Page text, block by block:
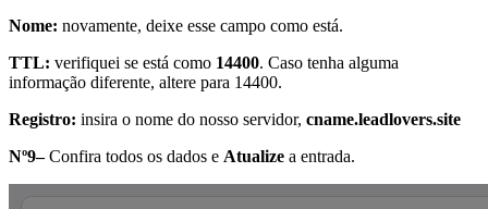
Nome: novamente, deixe esse campo como está.
TTL: verifiquei se está como 14400. Caso tenha alguma
informação diferente, altere para 14400.
Registro: insira o nome do nosso servidor, cname.leadlovers.site
Nº9–Confira todos os dados e Atualize a entrada.